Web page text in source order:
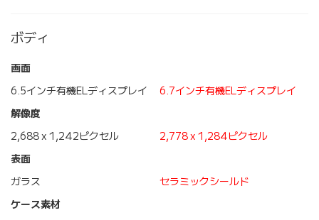
ボディ
画面
6.5インチ有機ELディスプレイ
6.7インチ有機ELディスプレイ
解像度
2,688 x 1,242ピクセル
2,778 x 1,284ピクセル
表面
ガラス
セラミックシールド
ケース素材